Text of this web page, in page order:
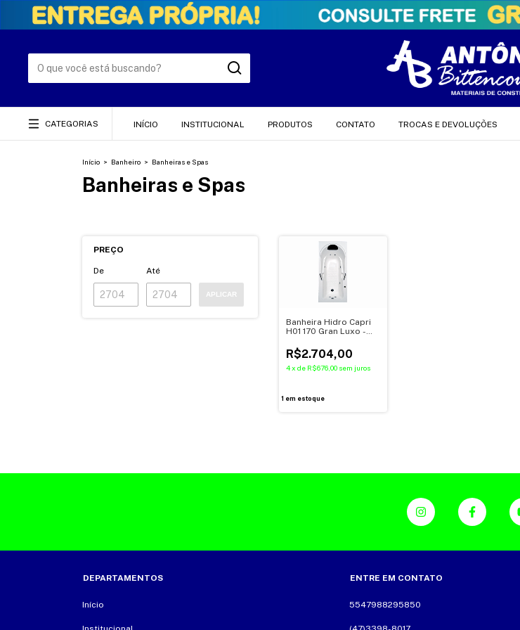
CATEGORIAS INÍCIO INSTITUCIONAL PRODUTOS CONTATO TROCAS E DEVOLUÇÕES
Início > Banheiro > Banheiras e Spas
Banheiras e Spas
PREÇO
De Até
APLICAR
Banheira Hidro Capri
H01 170 Gran Luxo -
R$2.704,00
4x de R$676,00 sem juros
1 em estoque
DEPARTAMENTOS
Início
ENTRE EM CONTATO
5547988295850